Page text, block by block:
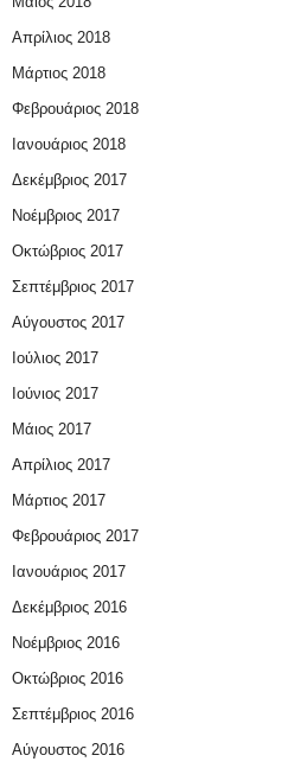
Απρίλιος 2018
Μάρτιος 2018
Φεβρουάριος 2018
Ιανουάριος 2018
Δεκέμβριος 2017
Νοέμβριος 2017
Οκτώβριος 2017
Σεπτέμβριος 2017
Αύγουστος 2017
Ιούλιος 2017
Ιούνιος 2017
Μάιος 2017
Απρίλιος 2017
Μάρτιος 2017
Φεβρουάριος 2017
Ιανουάριος 2017
Δεκέμβριος 2016
Νοέμβριος 2016
Οκτώβριος 2016
Σεπτέμβριος 2016
Αύγουστος 2016